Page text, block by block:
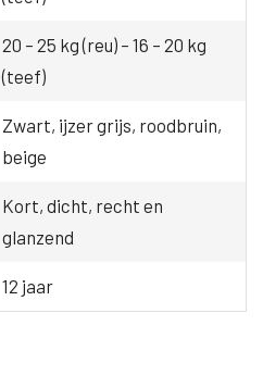
20 – 25 kg (reu) – 16 – 20 kg
(teef)
Zwart, ijzer grijs, roodbruin,
beige
Kort, dicht, recht en
glanzend
12 jaar